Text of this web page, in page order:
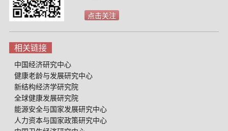
点击关注
相关链接
中国经济研究中心
健康老龄与发展研究中心
新结构经济学研究院
全球健康发展研究院
能源安全与国家发展研究中心
人力资本与国家政策研究中心